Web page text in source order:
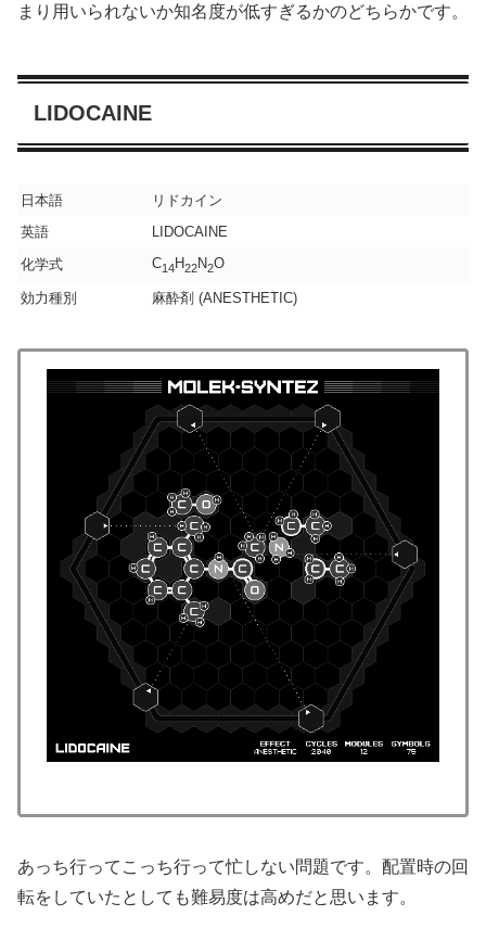
まり用いられないか知名度が低すぎるかのどちらかです。
LIDOCAINE
日本語
リドカイン
英語
LIDOCAINE
化学式
C14H22N2O
効力種別 麻酔剤 (ANESTHETIC)
あっち行ってこっち行って忙しない問題です。配置時の回
転をしていたとしても難易度は高めだと思います。